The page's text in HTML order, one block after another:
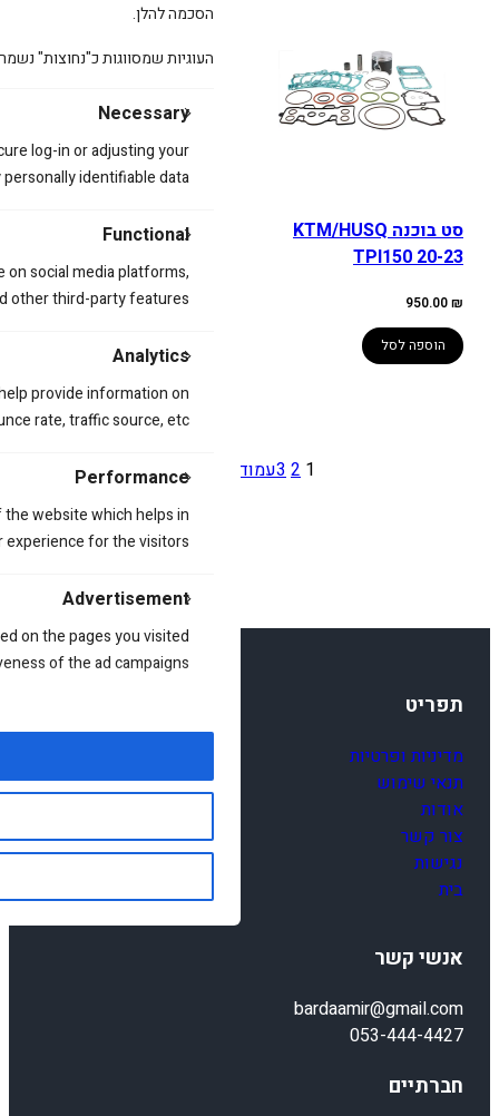
הסכמה להלן.
העוגיות שמסווגות כ"נחוצות"
Necessary
log-in or adjusting your
identifiable data.
Functional
social media platforms,
other third-party features.
Analytics
provide information on
rate, traffic source, etc.
Performance
website which helps in
for the visitors.
Advertisement
on the pages you visited
of the ad campaigns.
סט בוכנה KTM/HUSQ
TPI150 20-23
950.00₪
הוספה לסל
סט בוכנה
1
2
3עמוד הבא »
תפריט
מדיניות ופרטיות
תנאי שימוש
אודות
צור קשר
נגישות
בית
אנשי קשר
bardaamir@gmail.com
053-444-4427
חברתיים